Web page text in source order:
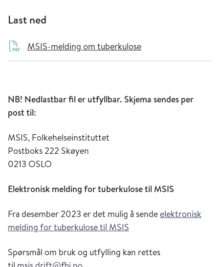
Last ned
MSIS-melding om tuberkulose
NB! Nedlastbar fil er utfyllbar. Skjema sendes per
post til:
MSIS, Folkehelseinstituttet
Postboks 222 Skøyen
0213 OSLO
Elektronisk melding for tuberkulose til MSIS
Fra desember 2023 er det mulig å sende elektronisk
melding for tuberkulose til MSIS
Spørsmål om bruk og utfylling kan rettes